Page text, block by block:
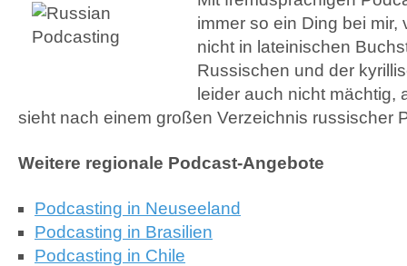
immer so ein Ding bei mir,
nicht in lateinischen
Russischen und der
leider auch nicht mächtig,
sieht nach einem großen Verzeichnis russischer
Weitere regionale Podcast-Angebote
Podcasting in Neuseeland
Podcasting in Brasilien
Podcasting in Chile